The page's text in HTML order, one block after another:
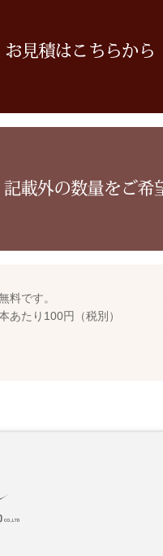
料です。
あたり100円（税別）